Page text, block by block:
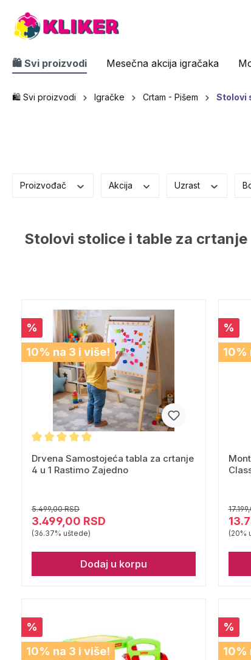
🛍️ Svi proizvodi Mesečna akcija igračaka
🛍️ Svi proizvodi Igračke Crtam - Pišem Stolovi
Proizvođač Akcija Uzrast
Stolovi stolice i table za crtanje
%
10% na 3 i više!
Drvena Samostojeća tabla za crtanje
4 u 1 Rastimo Zajedno
5.499,00 RSD
3.499,00 RSD
(36.37% uštede)
Dodaj u korpu
%
10%
(20%
%
10% na 3 i više!
%
10%